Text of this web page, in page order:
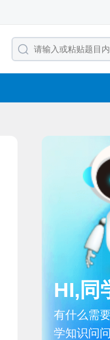
HI,同
有什么需
学知识问